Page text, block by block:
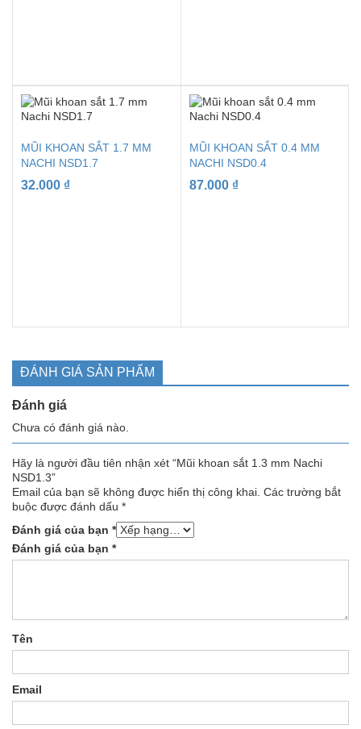
MŨI KHOAN SẮT 1.7 MM
NACHI NSD1.7
32.000 ₫
MŨI KHOAN SẮT 0.4 MM
NACHI NSD0.4
87.000 ₫
ĐÁNH GIÁ SẢN PHẨM
Đánh giá
Chưa có đánh giá nào.
Hãy là người đầu tiên nhận xét “Mũi khoan sắt 1.3 mm Nachi
NSD1.3”
Email của bạn sẽ không được hiển thị công khai. Các trường bắt
buộc được đánh dấu *
Đánh giá của bạn *
Đánh giá của bạn *
Tên
Email